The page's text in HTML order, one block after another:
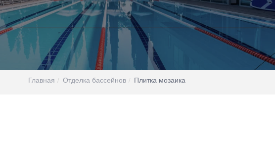
Главная Отделка бассейнов Плитка мозаика